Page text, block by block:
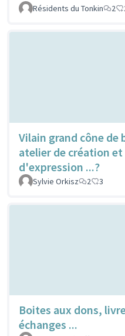
Résidents du Tonkin
2
Vilain grand cône de
atelier de création et
d'expression ...?
Sylvie Orkisz 2 3
Boites aux dons,
échanges ...